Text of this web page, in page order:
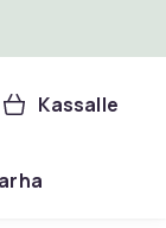
Kassalle